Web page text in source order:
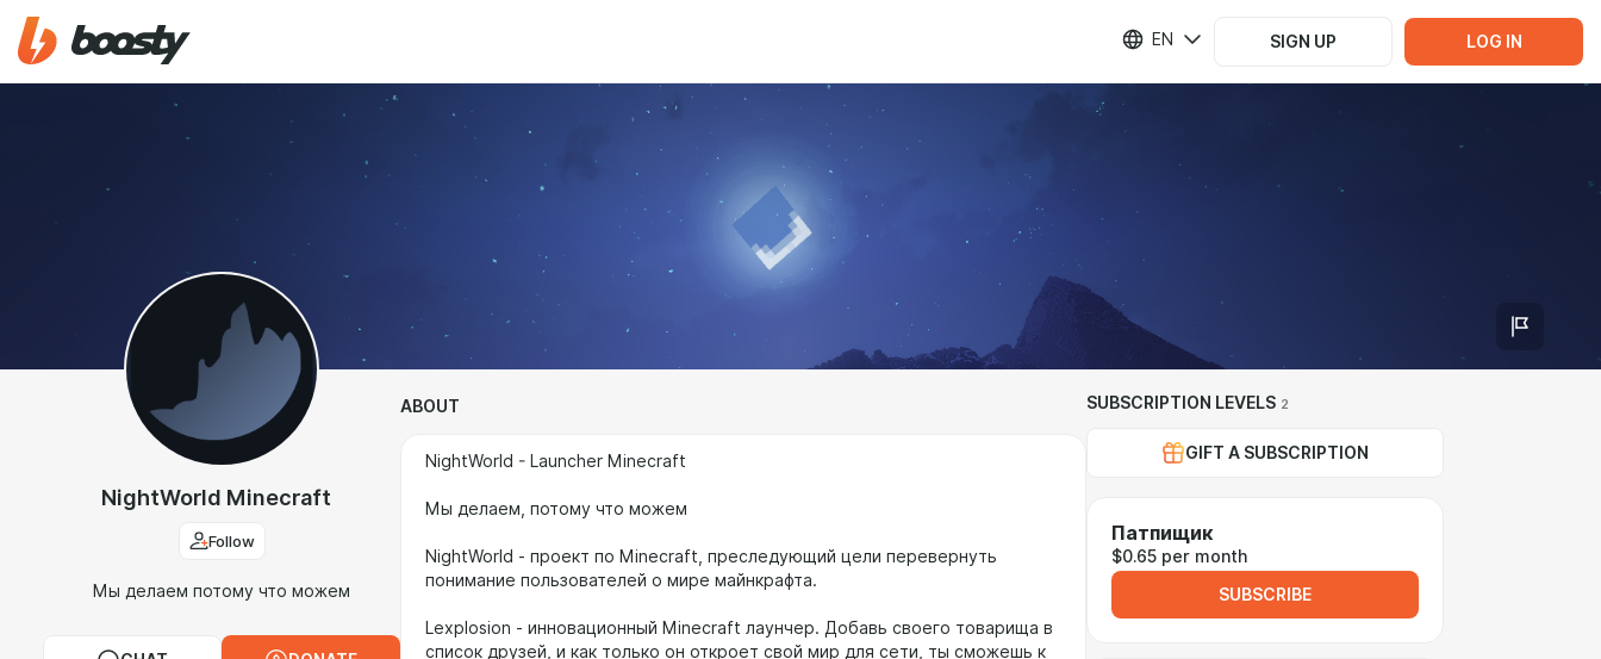
EN SIGN UP LOG IN
NightWorld Minecraft
Follow
Мы делаем потому что можем
ABOUT
NightWorld - Launcher Minecraft
Мы делаем, потому что можем
NightWorld - проект по Minecraft, преследующий цели перевернуть
понимание пользователей о мире майнкрафта.
Lexplosion - инновационный Minecraft лаунчер. Добавь своего товарища в
список друзей, и как только он откроет свой мир для сети, ты сможешь к
SUBSCRIPTION LEVELS 2
GIFT A SUBSCRIPTION
Патпищик
$0.65 per month
SUBSCRIBE